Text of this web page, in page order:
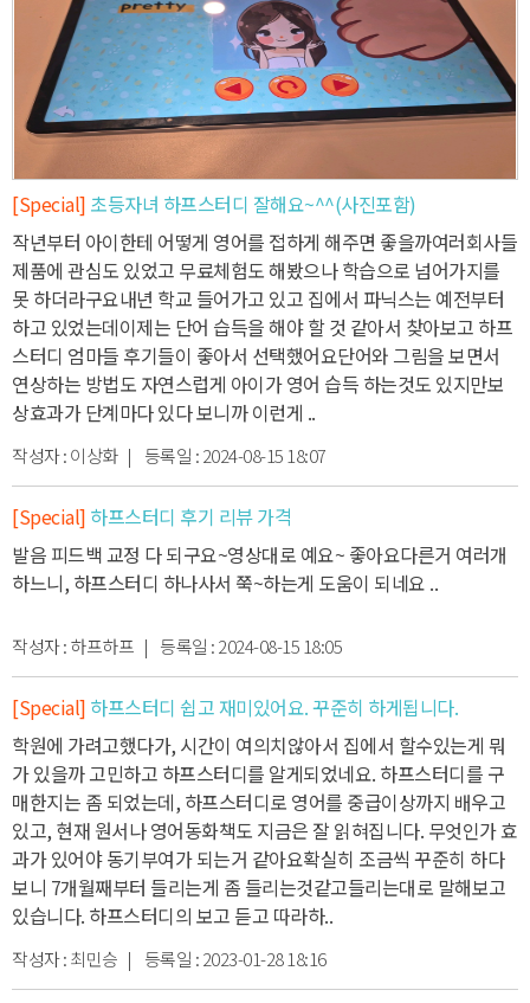
[Special] 초등자녀 하프스터디 잘해요~^^(사진포함)
작년부터 아이한테 어떻게 영어를 접하게 해주면 좋을까여러회사들
제품에 관심도 있었고 무료체험도 해봤으나 학습으로 넘어가지를
못 하더라구요내년 학교 들어가고 있고 집에서 파닉스는 예전부터
하고 있었는데이제는 단어 습득을 해야 할 것 같아서 찾아보고 하프
스터디 엄마들 후기들이 좋아서 선택했어요단어와 그림을 보면서
연상하는 방법도 자연스럽게 아이가 영어 습득 하는것도 있지만보
상효과가 단계마다 있다 보니까 이런게 ..
작성자 :이상화| 등록일 :2024-08-15 18:07
[Special] 하프스터디 후기 리뷰 가격
발음 피드백 교정 다 되구요~영상대로 예요~ 좋아요다른거 여러개
하느니, 하프스터디 하나사서 쭉~하는게 도움이 되네요 ..
작성자 :하프하프 | 등록일 :2024-08-15 18:05
[Special] 하프스터디 쉽고 재미있어요. 꾸준히 하게됩니다.
학원에 가려고했다가, 시간이 여의치않아서 집에서 할수있는게 뭐
가 있을까 고민하고 하프스터디를 알게되었네요. 하프스터디를 구
매한지는 좀 되었는데, 하프스터디로 영어를 중급이상까지 배우고
있고, 현재 원서나 영어동화책도 지금은 잘 읽혀집니다. 무엇인가 효
과가 있어야 동기부여가 되는거 같아요확실히 조금씩 꾸준히 하다
보니 7개월째부터 들리는게 좀 들리는것같고들리는대로 말해보고
있습니다. 하프스터디의 보고 듣고 따라하..
작성자 :최민승 | 등록일 :2023-01-28 18:16